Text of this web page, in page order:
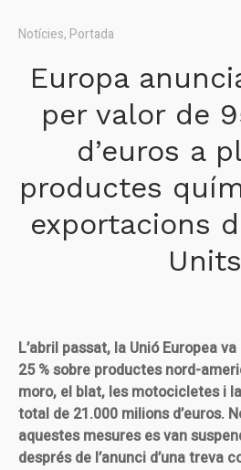
Notícies, Portada
Europa
per valor de
d’euros a
productes
exportacions
Units
L’abril passat, la Unió Europea
25 % sobre productes nord-
moro, el blat, les motocicletes i
total de 21.000 milions d’euros.
aquestes mesures es van
després de l’anunci d’una treva